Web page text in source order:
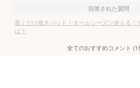
回答された質問
置くだけ敷きパッド｜オールシーズン使える！
は？
全てのおすすめコメント (1